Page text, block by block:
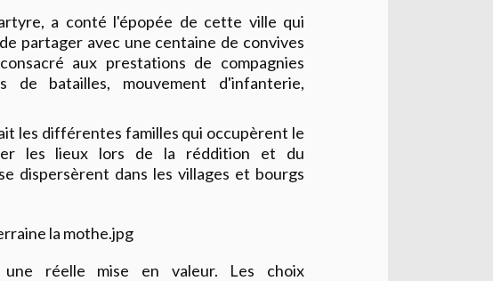
a conté l'épopée de cette ville qui
partager avec une centaine de convives
aux prestations de compagnies
de batailles, mouvement d'infanterie,
les différentes familles qui occupèrent le
les lieux lors de la réddition et du
dispersèrent dans les villages et bourgs
réelle mise en valeur. Les choix